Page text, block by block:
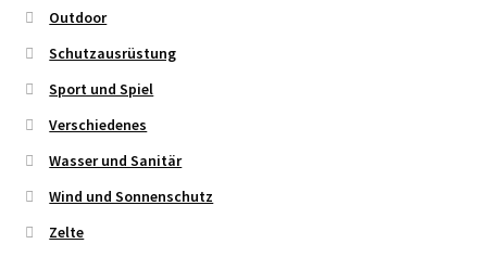
Outdoor
Schutzausrüstung
Sport und Spiel
Verschiedenes
Wasser und Sanitär
Wind und Sonnenschutz
Zelte